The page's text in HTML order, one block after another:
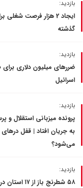
بازدید:
گذشته
بازدید:
ضررهای میلیون دلاری
اسرائیل
بازدید:
پرونده میزبانی استقلال و
به جریان افتاد | قفل
می‌شود؟
بازدید:
۵۸ شطرنج‌ باز از ۱۷ استان در حال رقابت در گلمکان